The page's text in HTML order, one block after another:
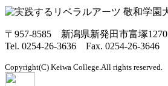
〒957-8585 新潟県新発田市富塚1270
Tel. 0254-26-3636 Fax. 0254-26-3646
Copyright(C) Keiwa College.All rights reserved.